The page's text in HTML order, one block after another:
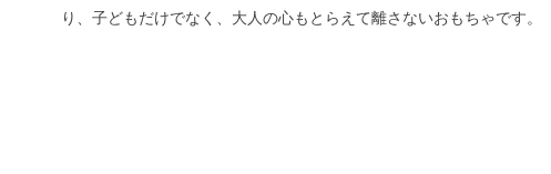
り、子どもだけでなく、大人の心もとらえて離さないおもちゃです。